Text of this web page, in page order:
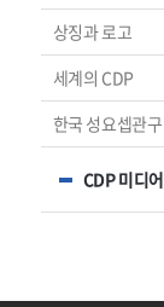
상징과 로고
세계의 CDP
한국 성요셉관구
CDP 미디어